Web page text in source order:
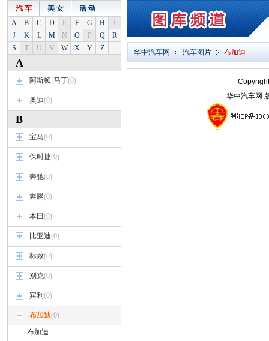
汽 车 美 女
活 动
A
B C D E F G H
J
K L M N O P Q
R
S
T U V W X Y Z
A
阿斯顿·马丁(0)
奥迪(0)
B
宝马(0)
保时捷(0)
奔驰(0)
奔腾(0)
本田(0)
比亚迪(0)
标致(0)
别克(0)
宾利 (0)
布加迪(0)
布加迪
华中汽车网 汽车图片 布加迪
华中汽车网